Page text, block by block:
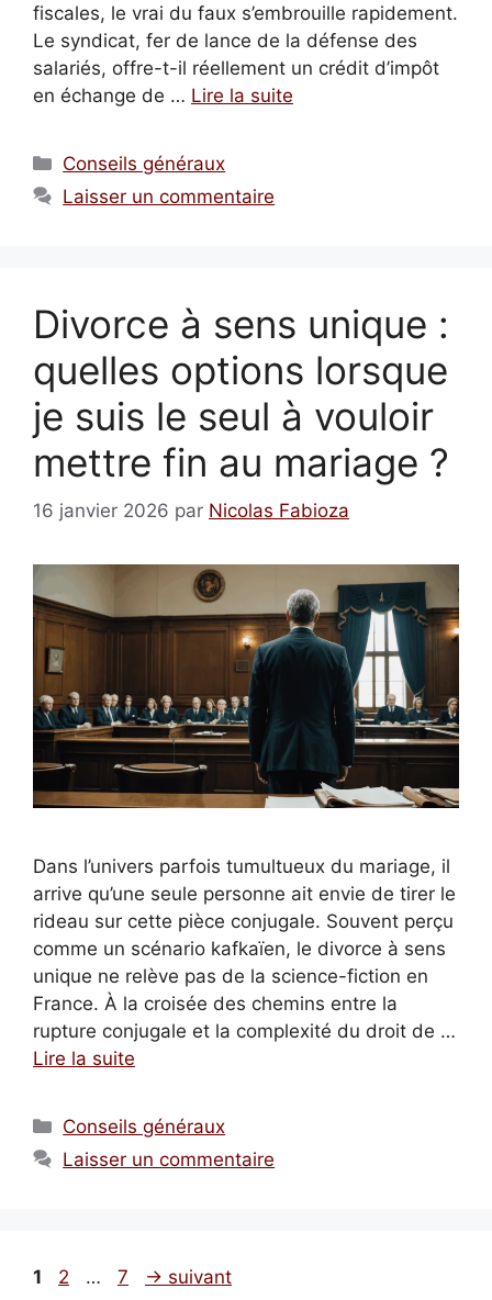
fiscales, le vrai du faux s’embrouille rapidement.
Le syndicat, fer de lance de la défense des
salariés, offre-t-il réellement un crédit d’impôt
en échange de … Lire la suite
Catégories
Conseils généraux
Laisser un commentaire
Divorce à sens unique :
quelles options lorsque
je suis le seul à vouloir
mettre fin au mariage ?
16 janvier 2026 par Nicolas Fabioza
Dans l’univers parfois tumultueux du mariage, il
arrive qu’une seule personne ait envie de tirer le
rideau sur cette pièce conjugale. Souvent perçu
comme un scénario kafkaïen, le divorce à sens
unique ne relève pas de la science-fiction en
France. À la croisée des chemins entre la
rupture conjugale et la complexité du droit de …
Lire la suite
Catégories
Conseils généraux
Laisser un commentaire
Page
1 Page
2 … Page
7 → suivant